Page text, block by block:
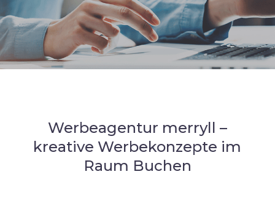
Werbeagentur merryll –
kreative Werbekonzepte im
Raum Buchen